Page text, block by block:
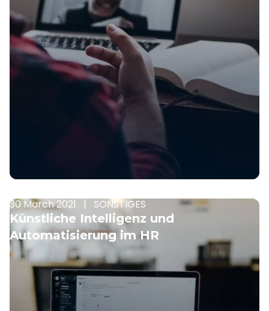
30 March 2021 | SONSTIGES
Künstliche Intelligenz und
Automatisierung im HR